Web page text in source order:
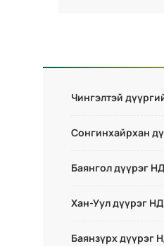
Чингэлтэй
Сонгинхайрхан
Баянгол дүүрэг
Хан-Уул дүүрэг
Баянзүрх дүүрэг